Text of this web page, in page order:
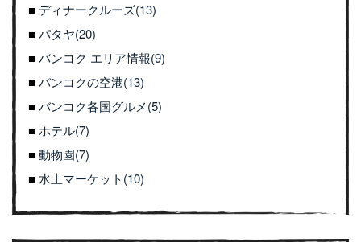
ディナークルーズ(13)
パタヤ(20)
バンコク エリア情報(9)
バンコクの空港(13)
バンコク各国グルメ(5)
ホテル(7)
動物園(7)
水上マーケット(10)